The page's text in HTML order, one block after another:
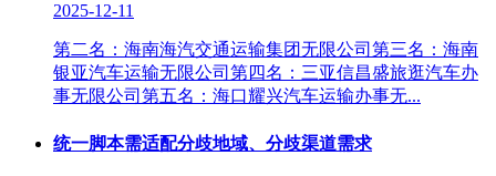
2025-12-11
第二名：海南海汽交通运输集团无限公司第三名：海南
银亚汽车运输无限公司第四名：三亚信昌盛旅逛汽车办
事无限公司第五名：海口耀兴汽车运输办事无...
统一脚本需适配分歧地域、分歧渠道需求